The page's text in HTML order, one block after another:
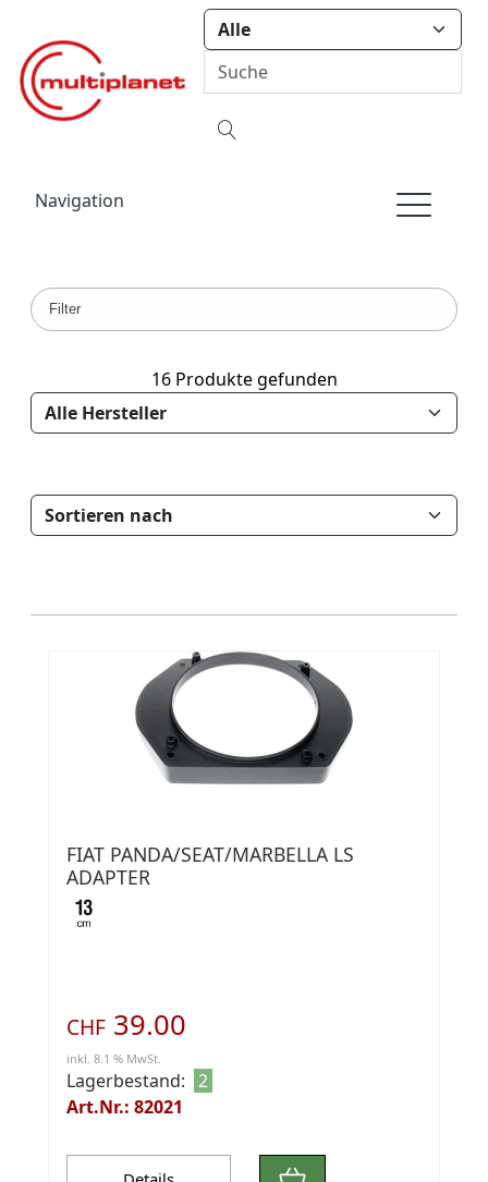
Navigation
Filter
16 Produkte gefunden
FIAT PANDA/SEAT/MARBELLA LS
ADAPTER
CHF 39.00
inkl. 8.1 % MwSt.
Lagerbestand: 2
Art.Nr.: 82021